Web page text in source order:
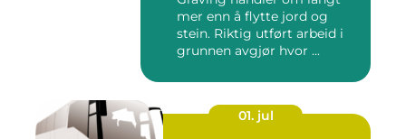
mer enn å flytte jord og
stein. Riktig utført arbeid i
grunnen avgjør hvor ...
01. jul